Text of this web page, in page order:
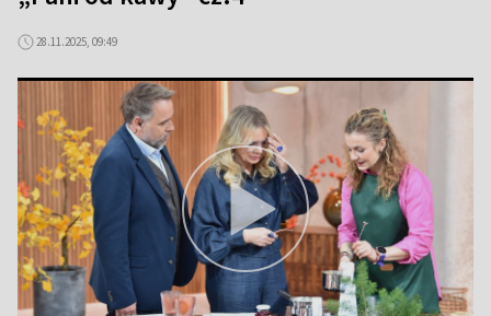
28.11.2025, 09:49